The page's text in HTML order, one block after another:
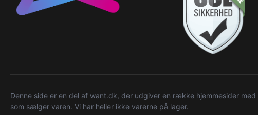
Denne side er en del af want.dk, der udgiver en række hjemmesider
som sælger varen. Vi har heller ikke varerne på lager.